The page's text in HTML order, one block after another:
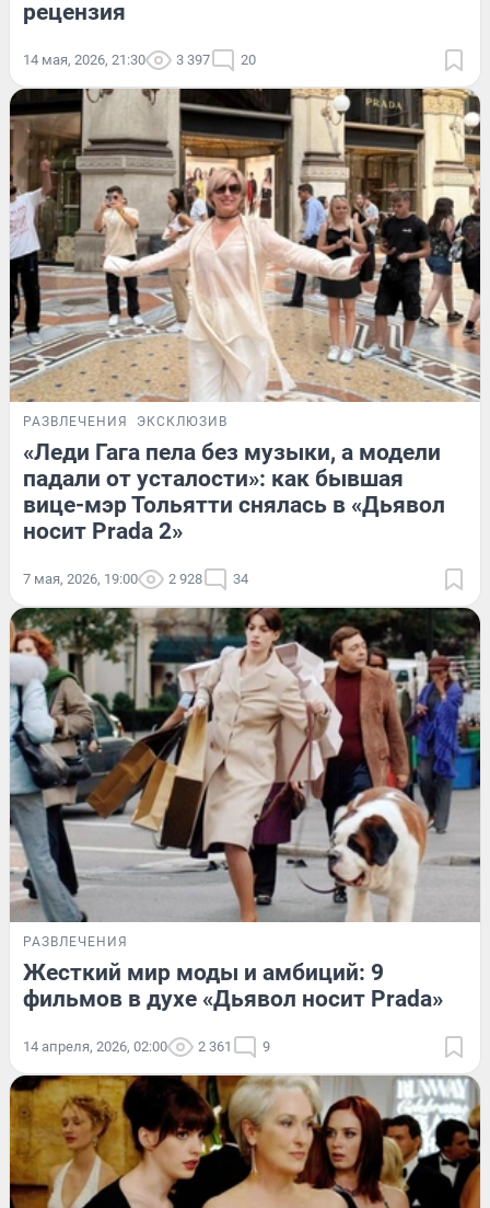
рецензия
14 мая, 2026, 21:30 3 397 20
РАЗВЛЕЧЕНИЯ ЭКСКЛЮЗИВ
«Леди Гага пела без музыки, а модели
падали от усталости»: как бывшая
вице-мэр Тольятти снялась в «Дьявол
носит Prada 2»
7 мая, 2026, 19:00 2 928 34
РАЗВЛЕЧЕНИЯ
Жесткий мир моды и амбиций: 9
фильмов в духе «Дьявол носит Prada»
14 апреля, 2026, 02:00 2 361 9